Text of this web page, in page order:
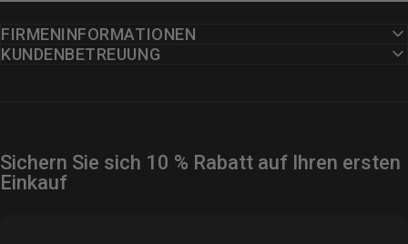
FIRMENINFORMATIONEN
KUNDENBETREUUNG
Sichern Sie sich 10 % Rabatt auf Ihren ersten
Einkauf